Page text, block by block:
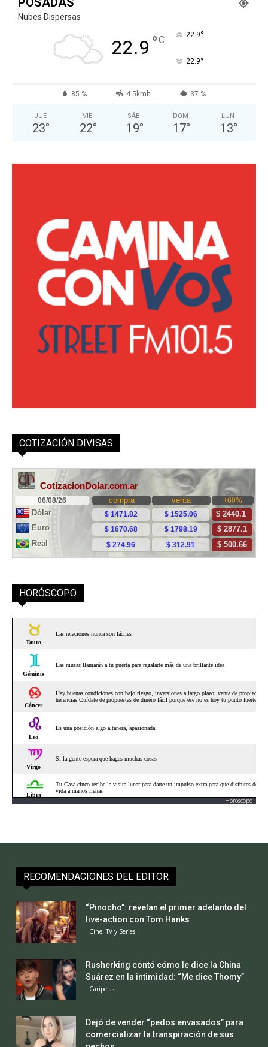
Nubes Dispersas
22.9 °C 22.9°
22.9°
85 % 4.5kmh 37 %
JUE
23°
VIE
22°
SÁB
19°
DOM
17°
LUN
13°
COTIZACIÓN DIVISAS
HORÓSCOPO
Horoscopo
RECOMENDACIONES DEL EDITOR
“Pinocho”: revelan el primer adelanto del
live-action con Tom Hanks
Cine, TV y Series
Rusherking contó cómo le dice la China
Suárez en la intimidad: “Me dice Thomy”
Caripelas
Dejó de vender “pedos envasados” para
comercializar la transpiración de sus